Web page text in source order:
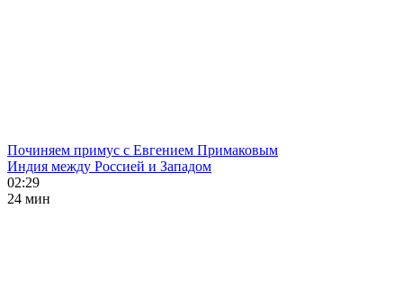
Починяем примус с Евгением Примаковым
Индия между Россией и Западом
02:29
24 мин